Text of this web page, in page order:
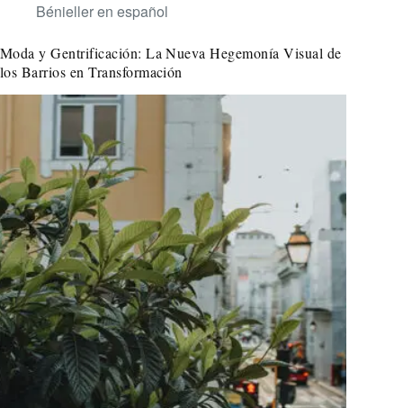
Bénieller en español
Moda y Gentrificación: La Nueva Hegemonía Visual de
los Barrios en Transformación